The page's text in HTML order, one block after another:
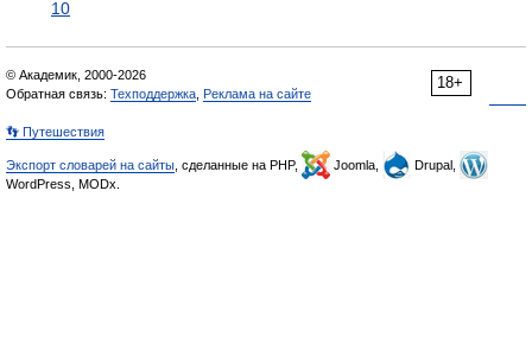
10
18+
© Академик, 2000-2026
Обратная связь: Техподдержка Реклама на сайте
👣 Путешествия
Экспорт словарей на сайты , сделанные на PHP, Joomla,
Drupal,
WordPress, MODx.